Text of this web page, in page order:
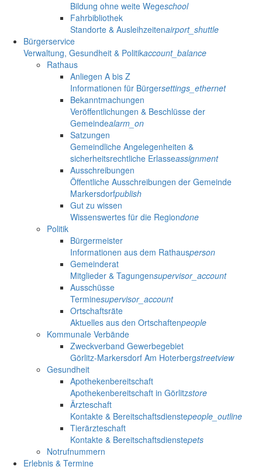
Bildung ohne weite Wegeschool
Fahrbibliothek
Standorte & Ausleihzeitenairport_shuttle
Bürgerservice
Verwaltung, Gesundheit & Politikaccount_balance
Rathaus
Anliegen A bis Z
Informationen für Bürgersettings_ethernet
Bekanntmachungen
Veröffentlichungen & Beschlüsse der
Gemeindealarm_on
Satzungen
Gemeindliche Angelegenheiten &
sicherheitsrechtliche Erlasseassignment
Ausschreibungen
Öffentliche Ausschreibungen der Gemeinde
Markersdorfpublish
Gut zu wissen
Wissenswertes für die Regiondone
Politik
Bürgermeister
Informationen aus dem Rathausperson
Gemeinderat
Mitglieder & Tagungensupervisor_account
Ausschüsse
Terminesupervisor_account
Ortschaftsräte
Aktuelles aus den Ortschaftenpeople
Kommunale Verbände
Zweckverband Gewerbegebiet
Görlitz-Markersdorf Am Hoterbergstreetview
Gesundheit
Apothekenbereitschaft
Apothekenbereitschaft in Görlitzstore
Ärzteschaft
Kontakte & Bereitschaftsdienstepeople_outline
Tierärzteschaft
Kontakte & Bereitschaftsdienstepets
Notrufnummern
Erlebnis & Termine